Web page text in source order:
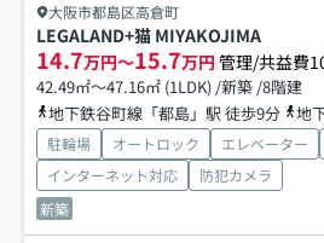
大阪市都島区高倉町
LEGALAND+猫 MIYAKOJIMA
14.7万円～15.7万円 管理/共益費
42.49㎡～47.16㎡ (1LDK) /新築 /8階建
地下鉄谷町線「都島」駅 徒歩9分
地下
駐輪場 オートロック エレベーター
インターネット対応
防犯カメラ
新築